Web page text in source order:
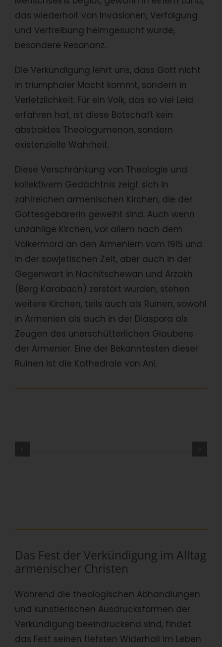
das wiederholt von Invasionen, Verfolgung
und Vertreibung heimgesucht wurde,
besondere Resonanz.
Die Verkündigung lehrt uns, dass Gott nicht
in triumphaler Macht kommt, sondern in
Verletzlichkeit. Für ein Volk, das so viel Leid
erfahren hat, ist diese Botschaft kein
abstraktes Theologumenon, sondern
existenzielle Wahrheit.
Diese Verschränkung von Theologie und
kollektivem Gedächtnis zeigt sich in
zahlreichen armenischen Kirchen, die der
Gottesgebärerin geweiht sind. Auch wenn
unzählige Kirchen, vor allem nach dem
Völkermord an den Armeniern vom 1915 und
in der sowjetischen Zeit, aber auch in der
Gegenwart in Nachitschewan und Arzakh
(Berg Karabach) zerstört wurden, stehen
weitere Kirchen, teils auch als Ruinen, sowohl
in Armenien als auch in der Diaspora als
Zeugen des unerschütterlichen Glaubens
der Armenier. Eine der Bekanntesten dieser
Ruinen ist die Kathedrale von Ani.
Das Fest der Verkündigung im Alltag
armenischer Christen
Während die theologischen Abhandlungen
und künstlerischen Ausdrucksformen der
Verkündigung beeindruckend sind, findet
das Fest seinen tiefsten Widerhall im Leben